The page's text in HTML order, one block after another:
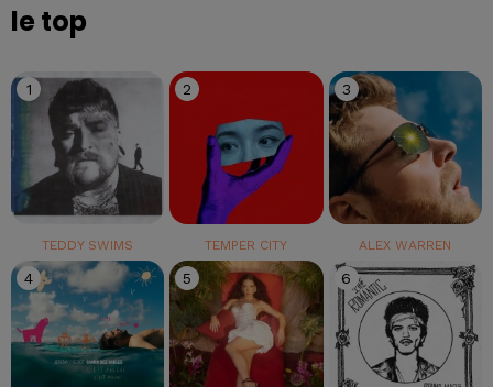
le top
1
TEDDY SWIMS
2
TEMPER CITY
3
ALEX WARREN
4 5 6